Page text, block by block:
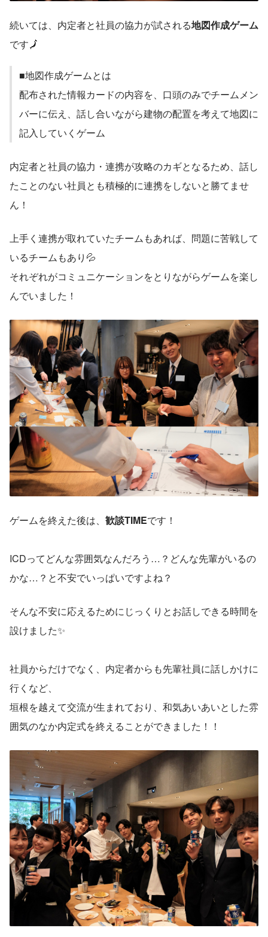
続いては、内定者と社員の協力が試される地図作成ゲーム
です🗾
■地図作成ゲームとは
配布された情報カードの内容を、口頭のみでチームメン
バーに伝え、話し合いながら建物の配置を考えて地図に
記入していくゲーム
内定者と社員の協力・連携が攻略のカギとなるため、話し
たことのない社員とも積極的に連携をしないと勝てませ
ん！
上手く連携が取れていたチームもあれば、問題に苦戦して
いるチームもあり💦
それぞれがコミュニケーションをとりながらゲームを楽し
んでいました！
ゲームを終えた後は、 歓談TIMEです！
ICDってどんな雰囲気なんだろう…？どんな先輩がいるの
かな…？と不安でいっぱいですよね？
そんな不安に応えるためにじっくりとお話しできる時間を
設けました✨
社員からだけでなく、内定者からも先輩社員に話しかけに
行くなど、
垣根を越えて交流が生まれており、和気あいあいとした雰
囲気のなか内定式を終えることができました！！